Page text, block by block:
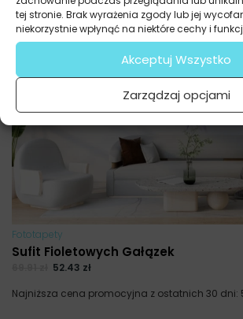
tej stronie. Brak wyrażenia zgody lub jej
niekorzystnie wpłynąć na niektóre cechy i
Akceptuj Wszystko
Zarządzaj opcjami
Fototapety
Sufit Fioletowych Gałązek
52.43 zł
Najniższa cena promocyjna z ostatnich 30 dni: